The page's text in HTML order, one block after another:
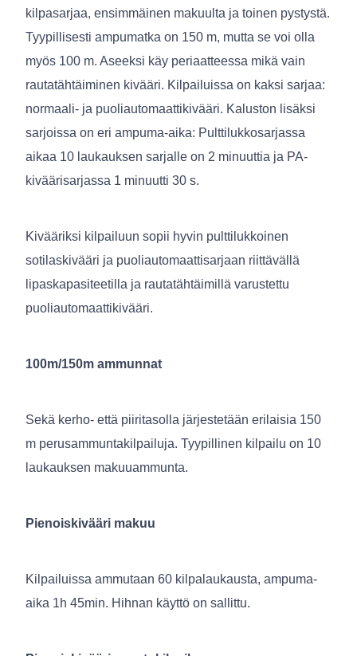
kilpasarjaa, ensimmäinen makuulta ja toinen pystystä.
Tyypillisesti ampumatka on 150 m, mutta se voi olla
myös 100 m. Aseeksi käy periaatteessa mikä vain
rautatähtäiminen kivääri. Kilpailuissa on kaksi sarjaa:
normaali- ja puoliautomaattikivääri. Kaluston lisäksi
sarjoissa on eri ampuma-aika: Pulttilukkosarjassa
aikaa 10 laukauksen sarjalle on 2 minuuttia ja PA-
kiväärisarjassa 1 minuutti 30 s.
Kivääriksi kilpailuun sopii hyvin pulttilukkoinen
sotilaskivääri ja puoliautomaattisarjaan riittävällä
lipaskapasiteetilla ja rautatähtäimillä varustettu
puoliautomaattikivääri.
100m/150m ammunnat
Sekä kerho- että piiritasolla järjestetään erilaisia 150
m perusammuntakilpailuja. Tyypillinen kilpailu on 10
laukauksen makuuammunta.
Pienoiskivääri makuu
Kilpailuissa ammutaan 60 kilpalaukausta, ampuma-
aika 1h 45min. Hihnan käyttö on sallittu.